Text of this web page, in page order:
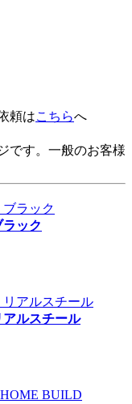
頼はこちらへ
です。一般のお客様
ック
ルスチール